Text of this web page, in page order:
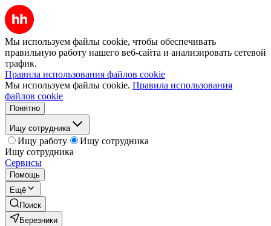
Мы используем файлы cookie, чтобы обеспечивать
правильную работу нашего веб-сайта и анализировать сетевой
трафик.
Правила использования файлов cookie
Мы используем файлы cookie. Правила использования
файлов cookie
Понятно
Ищу сотрудника
Ищу работу
Ищу сотрудника
Ищу сотрудника
Сервисы
Помощь
Ещё
Поиск
Березники